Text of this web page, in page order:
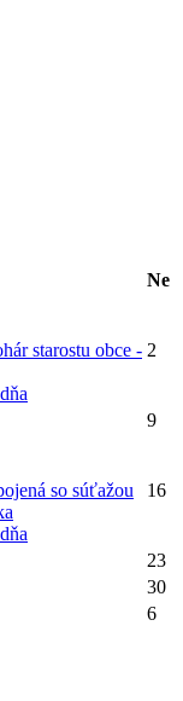
Ne
starostu obce - 2
9
so súťažou
16
23
30
6